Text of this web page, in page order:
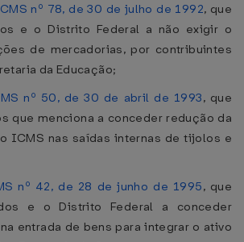
nº 78, de 30 de julho de 1992, que
e o Distrito Federal a não exigir o
de mercadorias, por contribuintes
da Educação;
nº 50, de 30 de abril de 1993, que
que menciona a conceder redução da
ICMS nas saídas internas de tijolos e
nº 42, de 28 de junho de 1995, que
e o Distrito Federal a conceder
entrada de bens para integrar o ativo